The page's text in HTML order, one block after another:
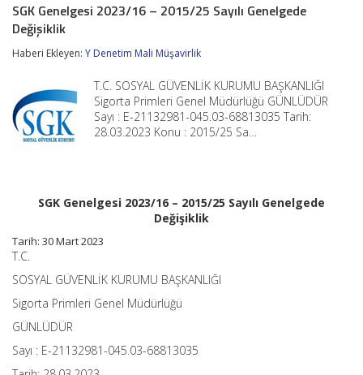
2023/16
Sayılı
Değişiklik
için
SGK Genelgesi 2023/16 – 2015/25 Sayılı Genelgede
Değişiklik
Haberi Ekleyen: Y Denetim Mali Müşavirlik
T.C. SOSYAL GÜVENLİK KURUMU BAŞKANLIĞI
Sigorta Primleri Genel Müdürlüğü GÜNLÜDÜR
Sayı : E-21132981-045.03-68813035 Tarih:
28.03.2023 Konu : 2015/25 Sa…
SGK Genelgesi 2023/16 – 2015/25 Sayılı Genelgede
Değişiklik
Tarih: 30 Mart 2023
T.C.
SOSYAL GÜVENLİK KURUMU BAŞKANLIĞI
Sigorta Primleri Genel Müdürlüğü
GÜNLÜDÜR
Sayı : E-21132981-045.03-68813035